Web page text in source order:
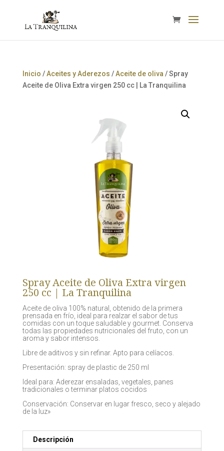
Inicio /Aceites y Aderezos /Aceite de oliva / Spray
Aceite de Oliva Extra virgen 250 cc | La Tranquilina
Spray Aceite de Oliva Extra virgen
250 cc | La Tranquilina
Aceite de oliva 100% natural, obtenido de la primera
prensada en frío, ideal para realzar el sabor de tus
comidas con un toque saludable y gourmet. Conserva
todas las propiedades nutricionales del fruto, con un
aroma y sabor intensos.
Libre de aditivos y sin refinar. Apto para celíacos.
Presentación: spray de plastic de 250 ml
Ideal para: Aderezar ensaladas, vegetales, panes
tradicionales o terminar platos cocidos
Conservación: Conservar en lugar fresco, seco y alejado
de la luz»
Descripción